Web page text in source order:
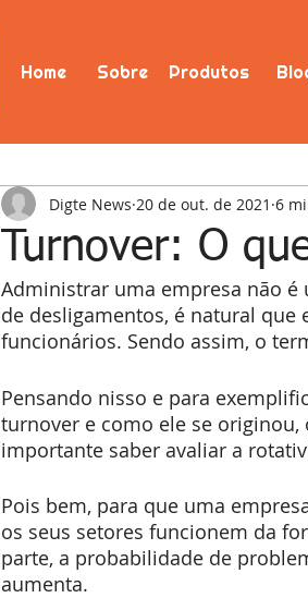
Home Sobre Produtos
Turnover: O
Digte News 20 de out. de 2021 6
Administrar uma empresa não
de desligamentos, é natural que
funcionários. Sendo assim, o
Pensando nisso e para
turnover e como ele se
importante saber avaliar a
Pois bem, para que uma
os seus setores funcionem da
parte, a probabilidade de
aumenta.